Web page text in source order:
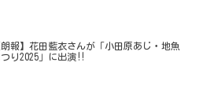
朗報】花田藍衣さんが「小田原あじ・地魚
つり2025」に出演‼